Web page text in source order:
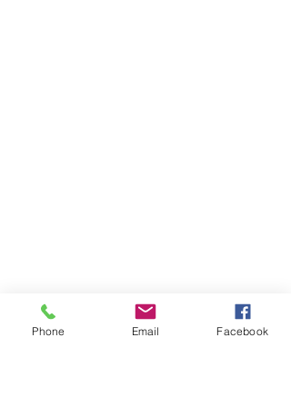
Phone Email Facebook